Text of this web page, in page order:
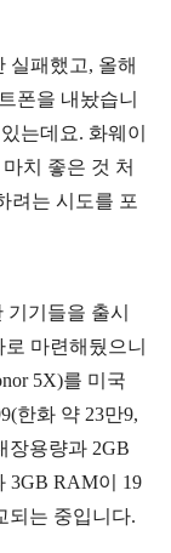
실패했고, 올해
폰을 내놨습니
는데요. 화웨이
치 좋은 것 처
려는 시도를 포
기들을 출시
마련해뒀으니
5X)를 미국
한화 약 23만9,
장용량과 2GB
3GB RAM이 19
되는 중입니다.